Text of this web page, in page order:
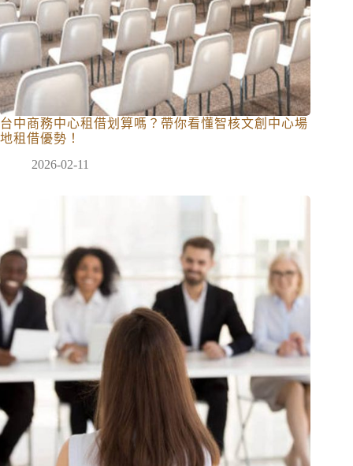
台中商務中心租借划算嗎？帶你看懂智核文創中心場
地租借優勢！
2026-02-11